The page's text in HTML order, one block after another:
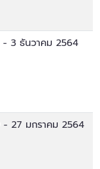
- 3 ธันวาคม 2564
- 27 มกราคม 2564